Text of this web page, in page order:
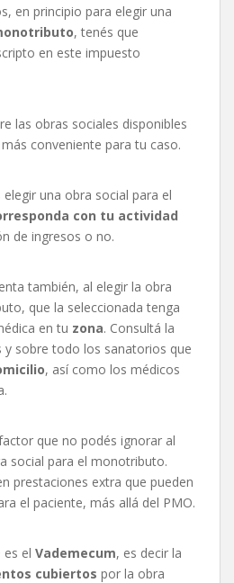
en principio para elegir una
, tenés que
en este impuesto
las obras sociales disponibles
conveniente para tu caso.
una obra social para el
con tu actividad
de ingresos o no.
también, al elegir la obra
que la seleccionada tenga
en tu zona. Consultá la
y sobre todo los sanatorios que
, así como los médicos
que no podés ignorar al
social para el monotributo.
prestaciones extra que pueden
el paciente, más allá del PMO.
el Vademecum, es decir la
cubiertos por la obra